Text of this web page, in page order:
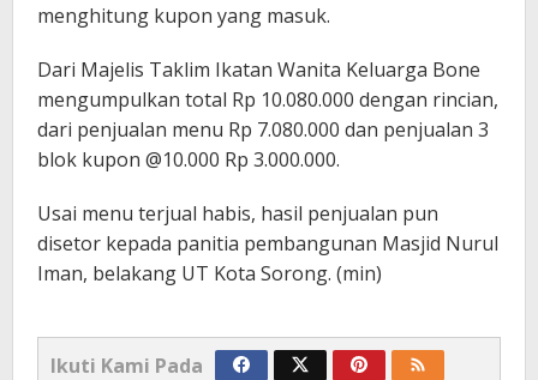
menghitung kupon yang masuk.
Dari Majelis Taklim Ikatan Wanita Keluarga Bone
mengumpulkan total Rp 10.080.000 dengan rincian,
dari penjualan menu Rp 7.080.000 dan penjualan 3
blok kupon @10.000 Rp 3.000.000.
Usai menu terjual habis, hasil penjualan pun
disetor kepada panitia pembangunan Masjid Nurul
Iman, belakang UT Kota Sorong. (min)
Ikuti Kami Pada